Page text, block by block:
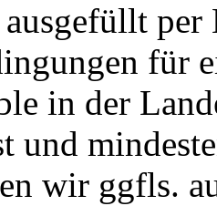
ausgefüllt
für
in der
und
wir ggfls.